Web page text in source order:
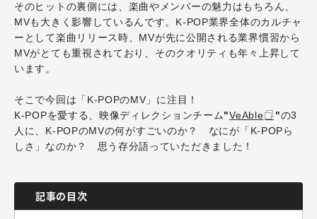
そのヒットの裏側には、楽曲やメンバーの魅力はもちろん、
MVも大きく影響しているんです。K-POP業界全体のカルチャ
ーとして楽曲リリース時、 MVが先に公開される業界慣習から
MVがとても重視されており
、そのクオリティも年々上昇して
います。
そこで今回は「K-POPのMV」に注目！
K-POPを愛する、映像ディレクションチーム"VeAble "の3
人に
、K-POPのMVの何がすごいのか？ なにが「K-POPら
しさ」なのか？ 思う存分語っていただきました！
記事の目次